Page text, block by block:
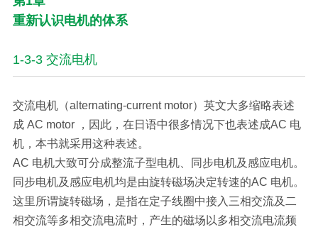
重新认识电机的体系
1-3-3 交流电机
交流电机（alternating-current motor）英文大多缩略表述
成 AC motor ，因此，在日语中很多情况下也表述成AC 电
机，本书就采用这种表述。
AC 电机大致可分成整流子型电机、同步电机及感应电机。
同步电机及感应电机均是由旋转磁场决定转速的AC 电机。
这里所谓旋转磁场，是指在定子线圈中接入三相交流及二
相交流等多相交流电流时，产生的磁场以多相交流电流频